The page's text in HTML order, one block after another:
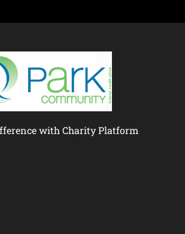
with Charity Platform